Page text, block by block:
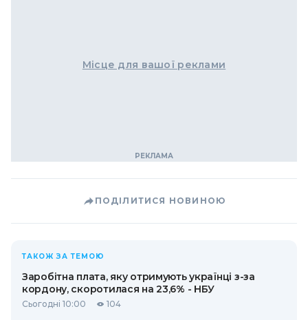
Місце для вашої реклами
ПОДІЛИТИСЯ НОВИНОЮ
ТАКОЖ ЗА ТЕМОЮ
Заробітна плата, яку отримують українці з-за
кордону, скоротилася на 23,6% - НБУ
Сьогодні 10:00 104